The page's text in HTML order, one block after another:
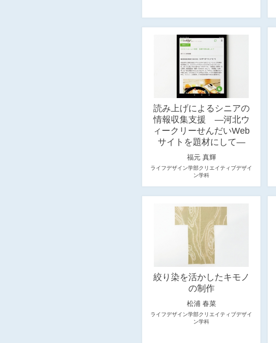
読み上げによるシニアの
情報収集支援 ―河北ウ
ィークリーせんだいWeb
サイトを題材にして―
福元 真輝
ライフデザイン学部クリエイティブデザイ
ン学科
絞り染を活かしたキモノ
の制作
松浦 春菜
ライフデザイン学部クリエイティブデザイ
ン学科